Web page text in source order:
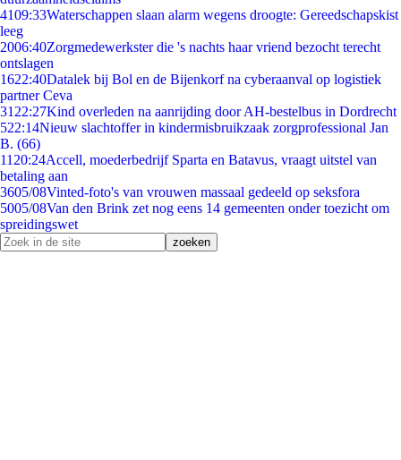
4109:33Waterschappen slaan alarm wegens droogte: Gereedschapskist
leeg
2006:40Zorgmedewerkster die 's nachts haar vriend bezocht terecht
ontslagen
1622:40Datalek bij Bol en de Bijenkorf na cyberaanval op logistiek
partner Ceva
31 22:27Kind overleden na aanrijding door AH-bestelbus in Dordrecht
522:14Nieuw slachtoffer in kindermisbruikzaak zorgprofessional Jan
B. (66)
11 20:24Accell, moederbedrijf Sparta en Batavus, vraagt uitstel van
betaling aan
3605/08Vinted-foto's van vrouwen massaal gedeeld op seksfora
5005/08Van den Brink zet nog eens 14 gemeenten onder toezicht om
spreidingswet